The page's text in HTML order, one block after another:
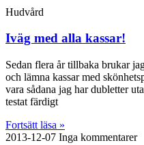
Hudvård
Iväg med alla kassar!
Sedan flera år tillbaka brukar
och lämna kassar med
vara sådana jag har dubletter
testat färdigt
Fortsätt läsa »
2013-12-07 Inga kommentarer